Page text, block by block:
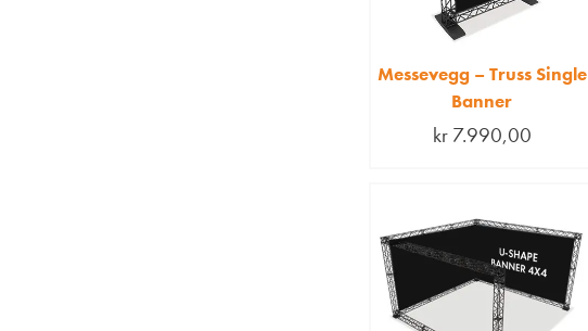
Messevegg – Truss Single
Banner
kr7.990,00